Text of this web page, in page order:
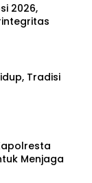
2026,
Tradisi
Menjaga